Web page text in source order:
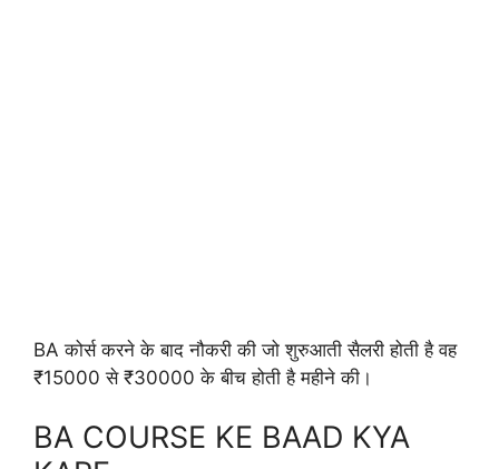
BA कोर्स करने के बाद नौकरी की जो शुरुआती सैलरी होती है वह
₹15000 से ₹30000 के बीच होती है महीने की।
BA COURSE KE BAAD KYA